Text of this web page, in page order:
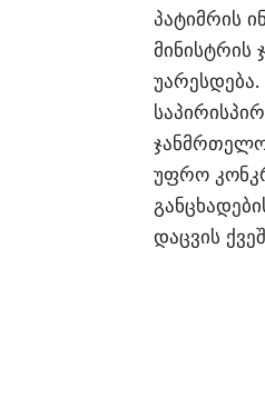
პატიმრის
უფრო
დაცვის